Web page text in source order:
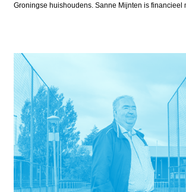
Groningse huishoudens. Sanne Mijnten is financieel